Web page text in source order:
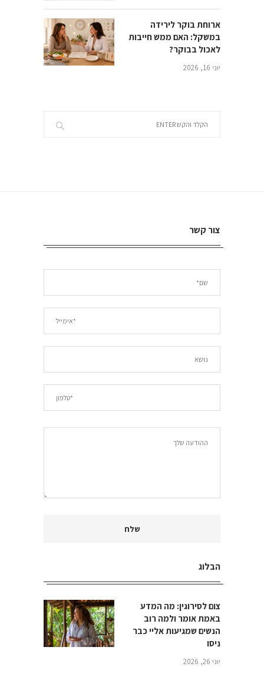
ארוחת בוקר לירידה
במשקל: האם ממש חייבות
לאכול בבוקר?
יוני 16, 2026
צור קשר
הבלוג
צום לסירוגין: מה המדע
באמת אומר ולמה רוב
הנשים שמגיעות אליי כבר
ניסו
יוני 26, 2026